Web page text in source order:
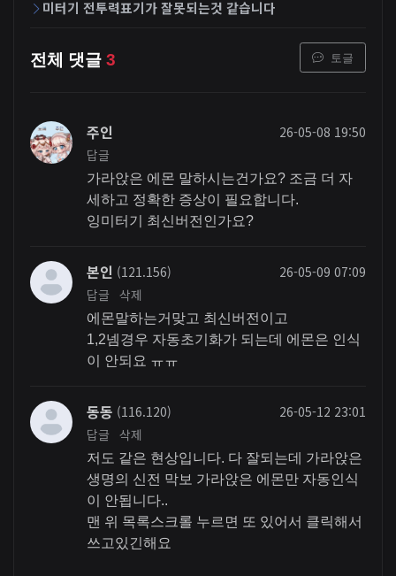
미터기 전투력표기가 잘못되는것 같습니다
전체 댓글 3 토글
주인
26-05-08 19:50
답글
가라앉은 에몬 말하시는건가요? 조금 더 자
세하고 정확한 증상이 필요합니다.
잉미터기 최신버전인가요?
본인 (121.156)
26-05-09 07:09
답글 삭제
에몬말하는거맞고 최신버전이고
1,2넴경우 자동초기화가 되는데 에몬은 인식
이 안되요 ㅠㅠ
동동 (116.120)
26-05-12 23:01
답글 삭제
저도 같은 현상입니다. 다 잘되는데 가라앉은
생명의 신전 막보 가라앉은 에몬만 자동인식
이 안됩니다..
맨 위 목록스크롤 누르면 또 있어서 클릭해서
쓰고있긴해요